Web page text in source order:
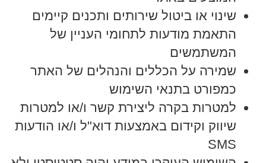
שינוי או ביטול שירותים ותכנים קיימים
התאמת מודעות לתחומי העניין של
המשתמשים
שמירה על הכללים והנהלים של האתר
כמפורט בתנאי השימוש
למטרות בקרה ליצירת קשר ו/או למטרות
שיווק וקידום באמצעות דוא"ל ו/או הודעות
SMS